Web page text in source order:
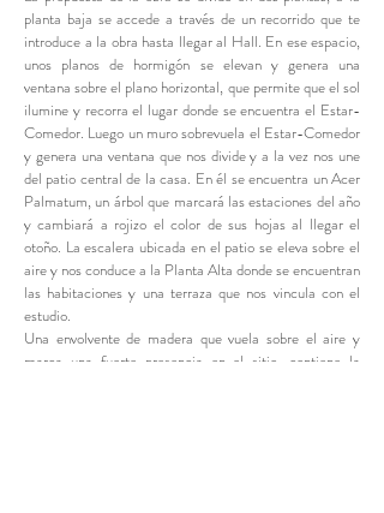
planta baja se accede a través de un recorrido que te
introduce a la obra hasta llegar al Hall. En ese espacio,
unos planos de hormigón se elevan y genera una
ventana sobre el plano horizontal, que permite que el sol
ilumine y recorra el lugar donde se encuentra el Estar-
Comedor. Luego un muro sobrevuela el Estar-Comedor
y genera una ventana que nos divide y a la vez nos une
del patio central de la casa. En él se encuentra un Acer
Palmatum, un árbol que marcará las estaciones del año
y cambiará a rojizo el color de sus hojas al llegar el
otoño. La escalera ubicada en el patio se eleva sobre el
aire y nos conduce a la Planta Alta donde se encuentran
las habitaciones y una terraza que nos vincula con el
estudio.
Una envolvente de madera que vuela sobre el aire y
marca una fuerte presencia en el sitio, contiene la